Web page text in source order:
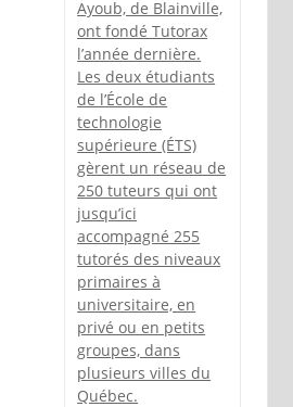
Ayoub, de Blainville,
ont fondé Tutorax
l’année dernière.
Les deux étudiants
de l’École de
technologie
supérieure (ÉTS)
gèrent un réseau de
250 tuteurs qui ont
jusqu’ici
accompagné 255
tutorés des niveaux
primaires à
universitaire, en
privé ou en petits
groupes, dans
plusieurs villes du
Québec.